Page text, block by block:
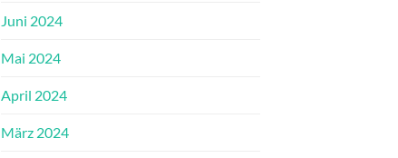
Juni 2024
Mai 2024
April 2024
März 2024